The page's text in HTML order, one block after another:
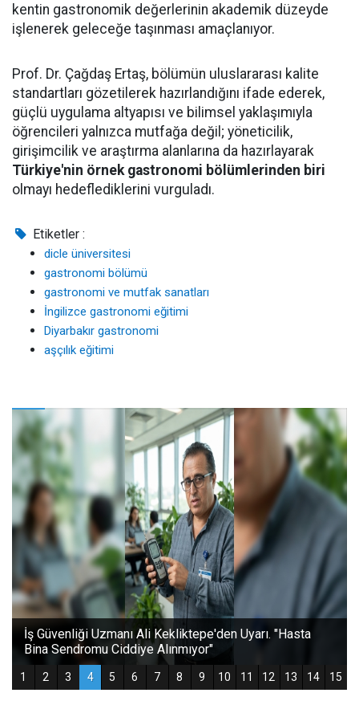
kentin gastronomik değerlerinin akademik düzeyde
işlenerek geleceğe taşınması amaçlanıyor.
Prof. Dr. Çağdaş Ertaş, bölümün uluslararası kalite
standartları gözetilerek hazırlandığını ifade ederek,
güçlü uygulama altyapısı ve bilimsel yaklaşımıyla
öğrencileri yalnızca mutfağa değil; yöneticilik,
girişimcilik ve araştırma alanlarına da hazırlayarak
Türkiye'nin örnek gastronomi bölümlerinden biri
olmayı hedeflediklerini vurguladı.
Etiketler :
dicle üniversitesi
gastronomi bölümü
gastronomi ve mutfak sanatları
İngilizce gastronomi eğitimi
Diyarbakır gastronomi
aşçılık eğitimi